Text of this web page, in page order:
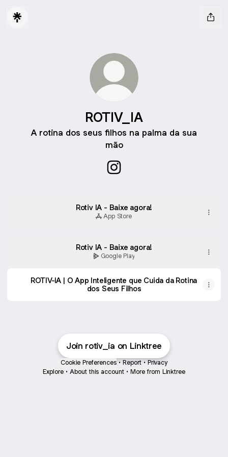
ROTIV_IA
A rotina dos seus filhos na palma da sua
mão
Rotiv IA - Baixe agora!
App Store
Rotiv IA - Baixe agora!
Google Play
ROTIV-IA | O App Inteligente que Cuida da Rotina
dos Seus Filhos
Join rotiv_ia on Linktree
Cookie Preferences • Report • Privacy
Explore • About this account • More from Linktree